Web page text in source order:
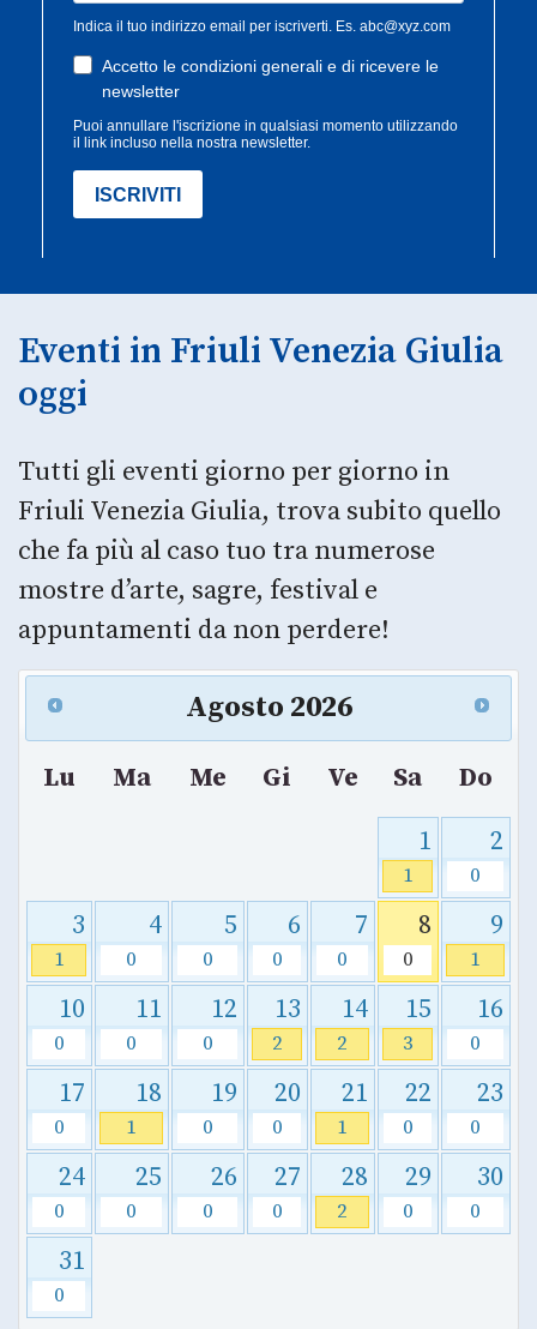
Eventi in Friuli Venezia Giulia
oggi
Tutti gli eventi giorno per giorno in
Friuli Venezia Giulia, trova subito quello
che fa più al caso tuo tra numerose
mostre d’arte, sagre, festival e
appuntamenti da non perdere!
Agosto 2026
Lu Ma Me Gi Ve Sa
Do
1
1
2
0
3
1
4
0
5
0
6
0
7
0
8
0
9
1
10
0
11
0
12
0
13
2
14
2
15
3
16
0
17
0
18
1
19
0
20
0
21
1
22
0
23
0
24
0
25
0
26
0
27
0
28
2
29
0
30
0
31
0